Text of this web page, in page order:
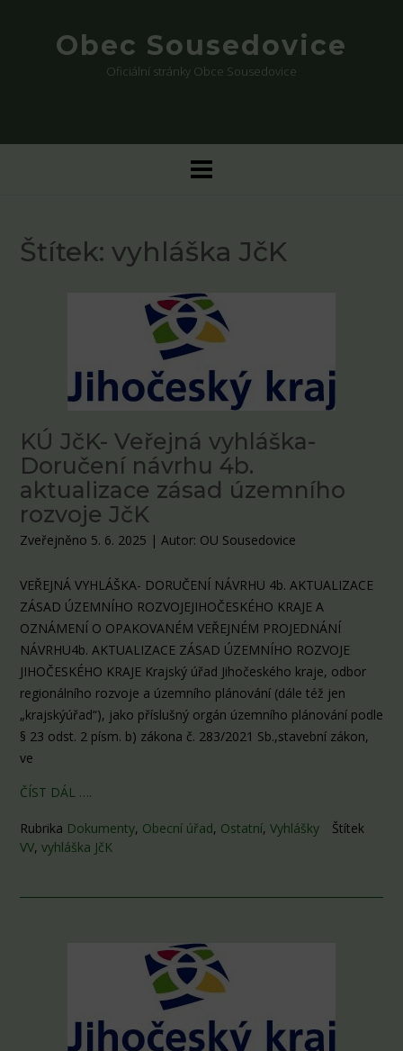
Obec Sousedovice
Oficiální stránky Obce Sousedovice
Štítek: vyhláška JčK
KÚ JčK- Veřejná vyhláška-
Doručení návrhu 4b.
aktualizace zásad územního
rozvoje JčK
Zveřejněno 5. 6. 2025 | Autor: OU Sousedovice
VEŘEJNÁ VYHLÁŠKA- DORUČENÍ NÁVRHU 4b. AKTUALIZACE
ZÁSAD ÚZEMNÍHO ROZVOJEJIHOČESKÉHO KRAJE A
OZNÁMENÍ O OPAKOVANÉM VEŘEJNÉM PROJEDNÁNÍ
NÁVRHU4b. AKTUALIZACE ZÁSAD ÚZEMNÍHO ROZVOJE
JIHOČESKÉHO KRAJE Krajský úřad Jihočeského kraje, odbor
regionálního rozvoje a územního plánování (dále též jen
„krajskýúřad“), jako příslušný orgán územního plánování podle
§ 23 odst. 2 písm. b) zákona č. 283/2021 Sb.,stavební zákon,
ve
ČÍST DÁL ….
Rubrika Dokumenty, Obecní úřad, Ostatní, Vyhlášky
Štítek
VV, vyhláška JčK